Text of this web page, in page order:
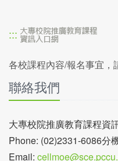
:::
各校課程內容/報名事宜，
聯絡我們
大專校院推廣教育課程資
Phone: (02)2331-6086分
Email: